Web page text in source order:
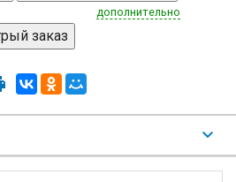
дополнительно